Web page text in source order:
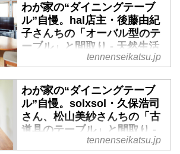
わが家の“ダイニングテーブ
ル”自慢。hal店主・後藤由紀
子さんちの「オーバル型のテ
ーブル」と間取り - 天然生活
食事をしたり、ゆっくりお茶をし
たり、仕事をしたり。家族が集う
ダイニングテーブルからは、その
家庭の個性が見えてきます。自慢
のダイニングテーブルを「hal」
店主の後藤由紀子さんに見せても
tennenseikatsu.jp
わが家の“ダイニングテーブ
ル”自慢。solxsol・久保浩司
さん、松山美紗さんちの「古
道具のテーブル」と間取り -
tennenseikatsu.jp